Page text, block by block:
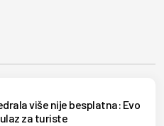
više nije besplatna: Evo
za turiste